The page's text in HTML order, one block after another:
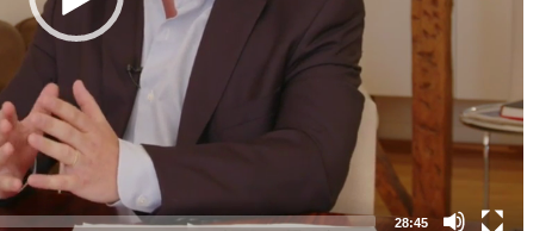
28:45